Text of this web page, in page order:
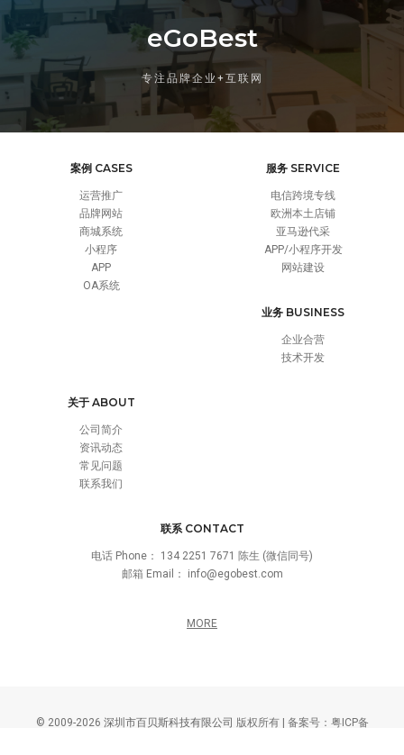
eGoBest
专注品牌企业+互联网
案例 CASES
运营推广
品牌网站
商城系统
小程序
APP
OA系统
服务 SERVICE
电信跨境专线
欧洲本土店铺
亚马逊代采
APP/小程序开发
网站建设
业务 BUSINESS
企业合营
技术开发
关于 ABOUT
公司简介
资讯动态
常见问题
联系我们
联系 CONTACT
电话 Phone： 134 2251 7671 陈生 (微信同号)
邮箱 Email：
info@egobest.com
MORE
© 2009-2026 深圳市百贝斯科技有限公司 版权所有 | 备案号： 粤ICP备